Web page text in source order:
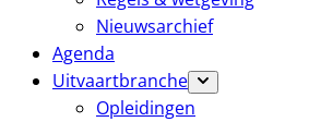
Nieuwsarchief
Agenda
Uitvaartbranche
Opleidingen